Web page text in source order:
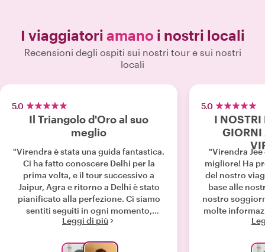
I viaggiatori amano i nostri locali
Recensioni degli ospiti sui nostri tour e sui nostri
locali
5.0
Il Triangolo d'Oro al suo
meglio
"Virendra è stata una guida fantastica.
Ci ha fatto conoscere Delhi per la
prima volta, e il tour successivo a
Jaipur, Agra e ritorno a Delhi è stato
pianificato alla perfezione. Ci siamo
sentiti seguiti in ogni momento,
abbiamo ricevuto una miriade di
cortesia di Virendra. Non c'è stato un
Leggi di più
5.0
I NOSTRI
GIORNI
"Virendra
migliore! Ha
del nostro
base alle
nostro
molte
ci ha fatto
strada e